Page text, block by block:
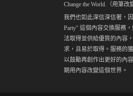
Change the World.（用筆改
我們也如此深信深信著，
Party" 這個內容交換服務
法取得並供給優質的內容
求，且易於取得。服務的
以鼓勵再創作出更好的內
期用內容改變這個世界。